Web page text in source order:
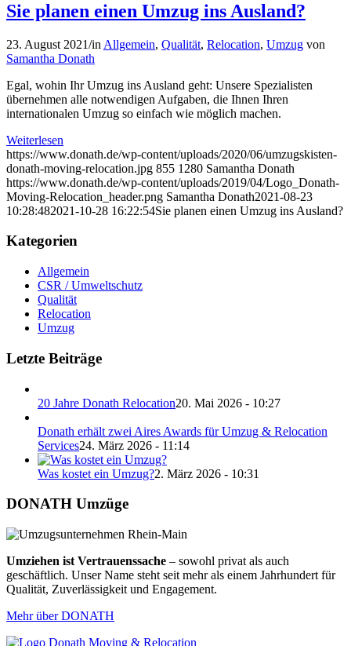
Sie planen einen Umzug ins Ausland?
23. August 2021/in Allgemein, Qualität, Relocation, Umzug von
Samantha Donath
Egal, wohin Ihr Umzug ins Ausland geht: Unsere Spezialisten
übernehmen alle notwendigen Aufgaben, die Ihnen Ihren
internationalen Umzug so einfach wie möglich machen.
Weiterlesen
https://www.donath.de/wp-content/uploads/2020/06/umzugskisten-
donath-moving-relocation.jpg 855 1280 Samantha Donath
https://www.donath.de/wp-content/uploads/2019/04/Logo_Donath-
Moving-Relocation_header.png Samantha Donath2021-08-23
10:28:482021-10-28 16:22:54Sie planen einen Umzug ins Ausland?
Kategorien
Allgemein
CSR / Umweltschutz
Qualität
Relocation
Umzug
Letzte Beiträge
20 Jahre Donath Relocation20. Mai 2026 - 10:27
Donath erhält zwei Aires Awards für Umzug & Relocation
Services24. März 2026 - 11:14
Was kostet ein Umzug?2. März 2026 - 10:31
DONATH Umzüge
Umziehen ist Vertrauenssache – sowohl privat als auch
geschäftlich. Unser Name steht seit mehr als einem Jahrhundert für
Qualität, Zuverlässigkeit und Engagement.
Mehr über DONATH